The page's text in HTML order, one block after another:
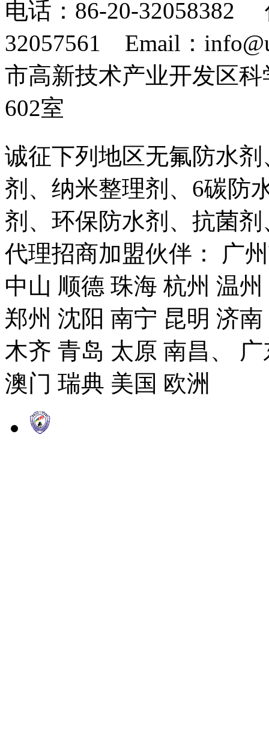
电话：86-20-32058382
32057561 Email：
市高新技术产业开发区
602室
诚征下列地区无氟防水
剂、纳米整理剂、6碳防
剂、环保防水剂、抗菌
代理招商加盟伙伴： 广
中山 顺德 珠海 杭州 温
郑州 沈阳 南宁 昆明 济
木齐 青岛 太原 南昌、
澳门 瑞典 美国 欧洲